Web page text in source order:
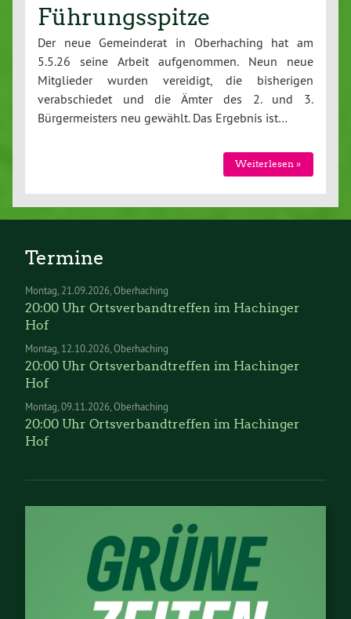
Führungsspitze
Der neue Gemeinderat in Oberhaching hat am
5.5.26 seine Arbeit aufgenommen. Neun neue
Mitglieder wurden vereidigt, die bisherigen
verabschiedet und die Ämter des 2. und 3.
Bürgermeisters neu gewählt. Das Ergebnis ist…
Weiterlesen »
Termine
Montag 21.09.2026 Oberhaching
20:00 Uhr Ortsverbandtreffen im Hachinger
Hof
Montag 12.10.2026 Oberhaching
20:00 Uhr Ortsverbandtreffen im Hachinger
Hof
Montag 09.11.2026 Oberhaching
20:00 Uhr Ortsverbandtreffen im Hachinger
Hof